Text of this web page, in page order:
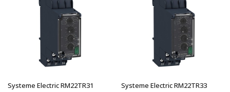
Systeme Electric RM22TR31 Systeme Electric RM22TR33